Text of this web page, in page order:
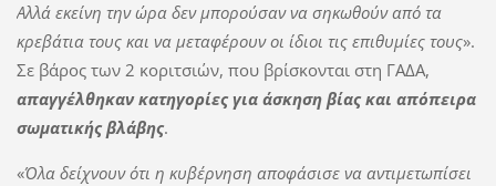
Αλλά εκείνη την ώρα δεν μπορούσαν να σηκωθούν από τα
κρεβάτια τους και να μεταφέρουν οι ίδιοι τις επιθυμίες τους».
Σε βάρος των 2 κοριτσιών, που βρίσκονται στη ΓΑΔΑ,
απαγγέλθηκαν κατηγορίες για άσκηση βίας και απόπειρα
σωματικής βλάβης.
«Όλα δείχνουν ότι η κυβέρνηση αποφάσισε να αντιμετωπίσει